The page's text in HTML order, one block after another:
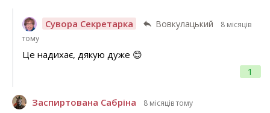
Сувора Секретарка Вовкулацький
8 місяців
тому
1
Це надихає, дякую дуже 😊
Заспиртована Сабріна 8 місяців тому